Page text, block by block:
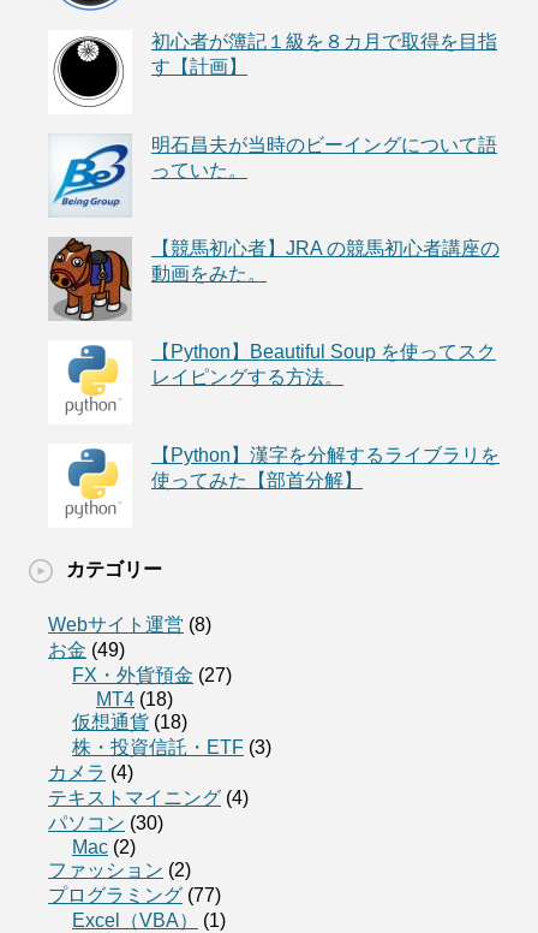
初心者が簿記１級を８カ月で取得を目指
す【計画】
明石昌夫が当時のビーイングについて語
っていた。
【競馬初心者】JRA の競馬初心者講座の
動画をみた。
【Python】Beautiful Soup を使ってスク
レイピングする方法。
【Python】漢字を分解するライブラリを
使ってみた【部首分解】
カテゴリー
Webサイト運営 (8)
お金 (49)
FX・外貨預金 (27)
MT4 (18)
仮想通貨 (18)
株・投資信託・ETF (3)
カメラ (4)
テキストマイニング (4)
パソコン (30)
Mac (2)
ファッション (2)
プログラミング (77)
Excel（VBA）
(1)